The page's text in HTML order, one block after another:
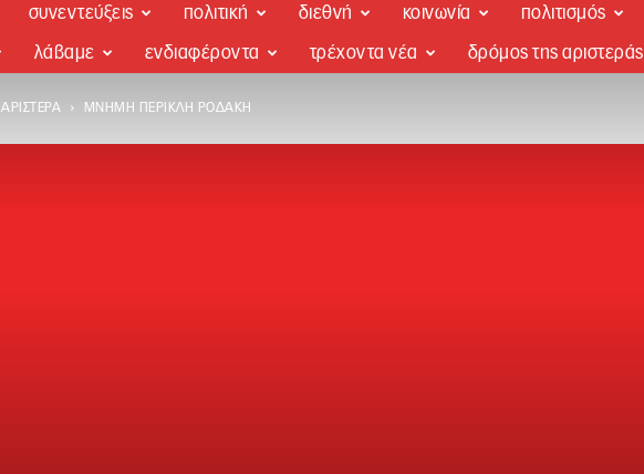
συνεντεύξεις πολιτική διεθνή κοινωνία πολιτισμός
λάβαμε ενδιαφέροντα τρέχοντα νέα δρόμος της αριστεράς
ΑΡΙΣΤΕΡΆ ΜΝΉΜΗ ΠΕΡΙΚΛΉ ΡΟΔΆΚΗ